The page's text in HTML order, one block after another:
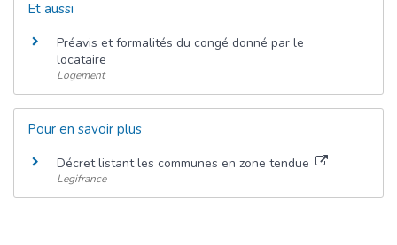
Et aussi
Préavis et formalités du congé donné par le
locataire
Logement
Pour en savoir plus
Décret listant les communes en zone tendue
Legifrance